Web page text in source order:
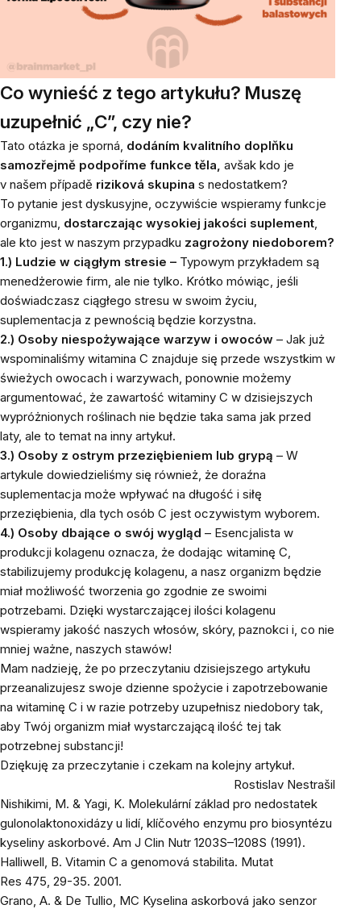
Co wynieść z tego artykułu? Muszę
uzupełnić „C”, czy nie?
Tato otázka je sporná, dodáním kvalitního doplňku
samozřejmě podpoříme funkce těla, avšak kdo je
v našem případě riziková skupina s nedostatkem?
To pytanie jest dyskusyjne, oczywiście wspieramy funkcje
organizmu, dostarczając wysokiej jakości suplement
ale kto jest w naszym przypadku zagrożony niedoborem?
1.) Ludzie w ciągłym stresie – Typowym przykładem są
menedżerowie firm, ale nie tylko. Krótko mówiąc, jeśli
doświadczasz ciągłego stresu w swoim życiu,
suplementacja z pewnością będzie korzystna.
2.) Osoby niespożywające warzyw i owoców – Jak już
wspominaliśmy witamina C znajduje się przede wszystkim w
świeżych owocach i warzywach, ponownie możemy
argumentować, że zawartość witaminy C w dzisiejszych
wypróżnionych roślinach nie będzie taka sama jak przed
laty, ale to temat na inny artykuł.
3.) Osoby z ostrym przeziębieniem lub grypą – W
artykule dowiedzieliśmy się również, że doraźna
suplementacja może wpływać na długość i siłę
przeziębienia, dla tych osób C jest oczywistym wyborem.
4.) Osoby dbające o swój wygląd – Esencjalista w
produkcji kolagenu oznacza, że ​​dodając witaminę C,
stabilizujemy produkcję kolagenu, a nasz organizm będzie
miał możliwość tworzenia go zgodnie ze swoimi
potrzebami. Dzięki wystarczającej ilości kolagenu
wspieramy jakość naszych włosów, skóry, paznokci i, co nie
mniej ważne, naszych stawów!
Mam nadzieję, że po przeczytaniu dzisiejszego artykułu
przeanalizujesz swoje dzienne spożycie i zapotrzebowanie
na witaminę C i w razie potrzeby uzupełnisz niedobory tak,
aby Twój organizm miał wystarczającą ilość tej tak
potrzebnej substancji!
Dziękuję za przeczytanie i czekam na kolejny artykuł.
Rostislav Nestrašil
Nishikimi, M. & Yagi, K. Molekulární základ pro nedostatek
gulonolaktonoxidázy u lidí, klíčového enzymu pro biosyntézu
kyseliny askorbové. Am J Clin Nutr 1203S–1208S (1991).
Halliwell, B. Vitamin C a genomová stabilita. Mutat
Res 475, 29-35. 2001.
Grano, A. & De Tullio, MC Kyselina askorbová jako senzor